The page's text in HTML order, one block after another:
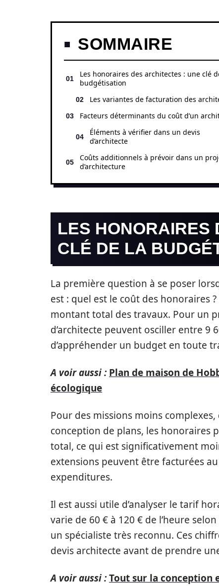
SOMMAIRE
Les honoraires des architectes : une clé
budgétisation
Les variantes de facturation des
Facteurs déterminants du coût d’un
Éléments à vérifier dans un devis
d’architecte
Coûts additionnels à prévoir dans un
d’architecture
LES HONORAIRES
CLÉ DE LA
La première question à se poser
est : quel est le coût des honoraires
montant total des travaux. Pour un
d’architecte peuvent osciller entre 9
d’appréhender un budget en toute
A voir aussi : Plan de maison de
écologique
Pour des missions moins
conception de plans, les honoraires
total, ce qui est significativement
extensions peuvent être facturées
expenditures.
Il est aussi utile d’analyser le tarif
varie de 60 € à 120 € de l’heure
un spécialiste très reconnu. Ces
devis architecte avant de prendre
A voir aussi :Tout sur la conception